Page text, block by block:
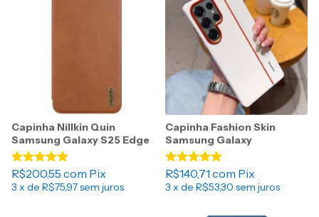
Capinha Nillkin Quin
Samsung Galaxy S25 Edge
R$200,55 com Pix
3 x de R$75,97sem juros
Capinha Fashion Skin
Samsung Galaxy
R$140,71 com Pix
3 x de R$53,30 sem juros